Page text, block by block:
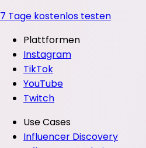
7 Tage kostenlos testen
Plattformen
Instagram
TikTok
YouTube
Twitch
Use Cases
Influencer Discovery